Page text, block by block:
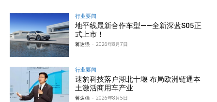
行业要闻
地平线最新合作车型——全新深蓝S05正
式上市！
蒋达强 - 2026年8月7日
行业要闻
速豹科技落户湖北十堰 布局欧洲链通本
土激活商用车产业
蒋达强 - 2026年8月5日